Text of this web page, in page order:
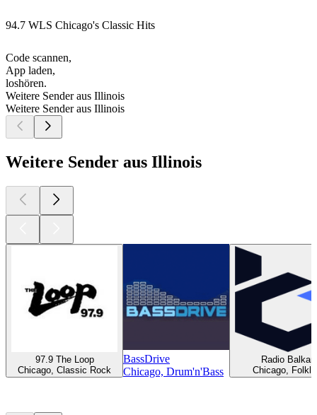
94.7 WLS Chicago's Classic Hits
Code scannen,
App laden,
loshören.
Weitere Sender aus Illinois
Weitere Sender aus Illinois
Weitere Sender aus Illinois
97.9 The Loop
Chicago, Classic Rock
BassDrive
Chicago, Drum'n'Bass
Radio Balkan
Chicago,